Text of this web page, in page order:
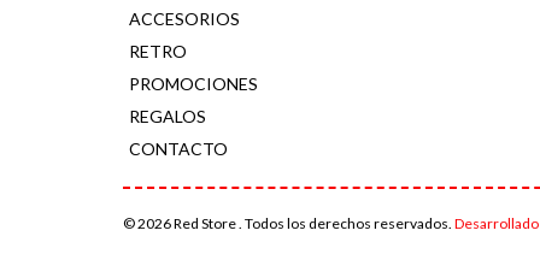
ACCESORIOS
RETRO
PROMOCIONES
REGALOS
CONTACTO
© 2026 Red Store . Todos los derechos reservados.